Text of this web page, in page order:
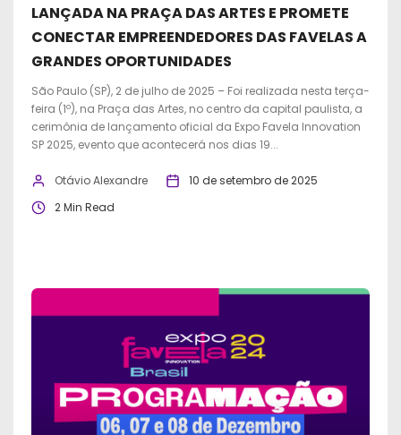
LANÇADA NA PRAÇA DAS ARTES E PROMETE
CONECTAR EMPREENDEDORES DAS FAVELAS A
GRANDES OPORTUNIDADES
São Paulo (SP), 2 de julho de 2025 – Foi realizada nesta terça-
feira (1º), na Praça das Artes, no centro da capital paulista, a
cerimônia de lançamento oficial da Expo Favela Innovation
SP 2025, evento que acontecerá nos dias 19...
Otávio Alexandre
10 de setembro de 2025
2 Min Read